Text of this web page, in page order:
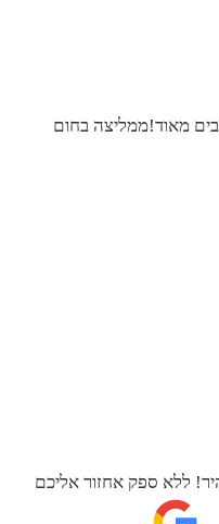
מאוד!ממליצה בחום
ללא ספק אחזור אליכם